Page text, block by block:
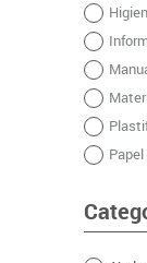
Papel